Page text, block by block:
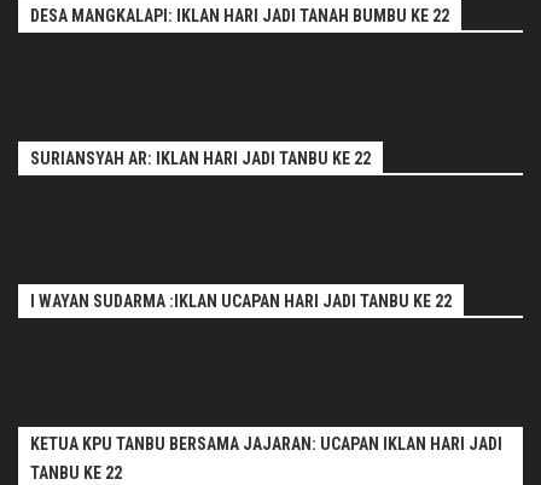
DESA MANGKALAPI: IKLAN HARI JADI TANAH BUMBU KE 22
SURIANSYAH AR: IKLAN HARI JADI TANBU KE 22
I WAYAN SUDARMA :IKLAN UCAPAN HARI JADI TANBU KE 22
KETUA KPU TANBU BERSAMA JAJARAN: UCAPAN IKLAN HARI JADI
TANBU KE 22